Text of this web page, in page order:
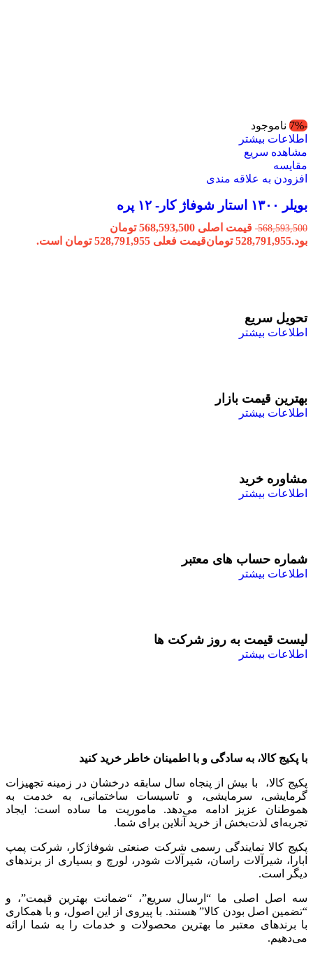
-7%
ناموجود
اطلاعات بیشتر
مشاهده سریع
مقایسه
افزودن به علاقه مندی
بویلر ۱۳۰۰ استار شوفاژ کار- ۱۲ پره
568,593,500
قیمت اصلی 568,593,500 تومان
بود.528,791,955 تومانقیمت فعلی 528,791,955 تومان است.
تحویل سریع
اطلاعات بیشتر
بهترین قیمت بازار
اطلاعات بیشتر
مشاوره خرید
اطلاعات بیشتر
شماره حساب های معتبر
اطلاعات بیشتر
لیست قیمت به روز شرکت ها
اطلاعات بیشتر
با پکیج کالا، به سادگی و با اطمینان خاطر خرید کنید
پکیج کالا، با بیش از پنجاه سال سابقه درخشان در زمینه تجهیزات
گرمایشی، سرمایشی، و تاسیسات ساختمانی، به خدمت به
هموطنان عزیز ادامه می‌دهد. ماموریت ما ساده است: ایجاد
تجربه‌ای لذت‌بخش از خرید آنلاین برای شما.
پکیج کالا نمایندگی رسمی شرکت صنعتی شوفاژکار، شرکت پمپ
ابارا، شیرآلات راسان، شیرآلات شودر، لورچ و بسیاری از برندهای
دیگر است.
سه اصل اصلی ما “ارسال سریع”، “ضمانت بهترین قیمت”، و
“تضمین اصل بودن کالا” هستند. با پیروی از این اصول، و با همکاری
با برندهای معتبر ما بهترین محصولات و خدمات را به شما ارائه
می‌دهیم.